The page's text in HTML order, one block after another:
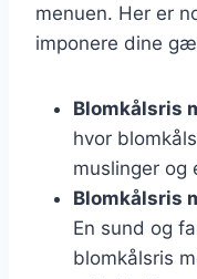
menuen. Her er
imponere dine
Blomkålsris
hvor
muslinger og
Blomkålsris
En sund og
blomkålsris